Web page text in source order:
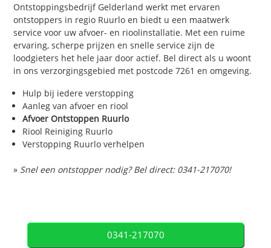
Ontstoppingsbedrijf Gelderland werkt met ervaren
ontstoppers in regio Ruurlo en biedt u een maatwerk
service voor uw afvoer- en rioolinstallatie. Met een ruime
ervaring, scherpe prijzen en snelle service zijn de
loodgieters het hele jaar door actief. Bel direct als u woont
in ons verzorgingsgebied met postcode 7261 en omgeving.
Hulp bij iedere verstopping
Aanleg van afvoer en riool
Afvoer Ontstoppen Ruurlo
Riool Reiniging Ruurlo
Verstopping Ruurlo verhelpen
» Snel een ontstopper nodig? Bel direct: 0341-217070!
0341-217070